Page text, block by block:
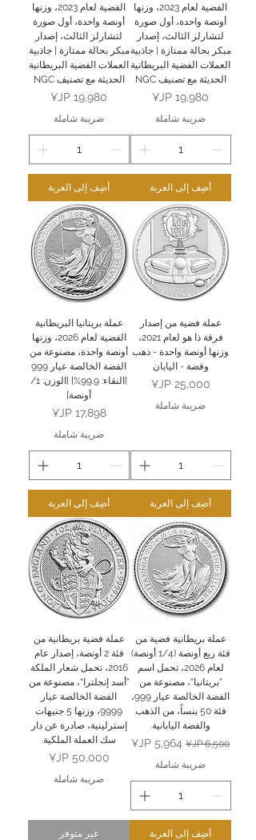
الفضية لعام 2023، وزنها
أونصة واحدة، أول صورة
لتشارلز الثالث، إصدار
مبكر بحالة ممتازة | جاذبية
العملات الفضية البريطانية
الحديثة مع تصنيف NGC
السعر
ضريبة شاملة
أضِف إلى العربة
الفضية لعام 2023، وزنها
أونصة واحدة، أول صورة
لتشارلز الثالث، إصدار
مبكر بحالة ممتازة | جاذبية
العملات الفضية البريطانية
الحديثة مع تصنيف NGC
السعر
ضريبة شاملة
أضِف إلى العربة
عملة فضية من إصدار
فرقة ذا هو لعام 2021،
وزنها أونصة واحدة - ذهب
وفضة - اليابان
السعر
ضريبة شاملة
أضِف إلى العربة
عملة بريتانيا البريطانية
الفضية لعام 2026، وزنها
أونصة واحدة، مصنوعة من
الفضة الخالصة عيار 999
[النقاء: 99.9%] [الوزن: 1/
أونصة]
السعر‏17,898 JP¥
ضريبة شاملة
أضِف إلى العربة
عملة بريطانية فضية من
فئة ربع أونصة (1/4 أونصة)
لعام 2026، تحمل اسم
"بريتانيا"، مصنوعة من
الفضة الخالصة عيار 999،
فئة 50 بنساً، من الذهب
والفضة اليابانية.
سعر عادي سعر البيع
ضريبة شاملة
أضِف إلى العربة
عملة فضية بريطانية من
فئة 2 أونصة، إصدار عام
2016، تحمل شعار الملكة
"أسد إنجلترا"، مصنوعة من
الفضة الخالصة عيار
9999، وزنها 5 جنيهات
إسترلينية، صادرة عن دار
سك العملة الملكية.
السعر
ضريبة شاملة
غير متوفر